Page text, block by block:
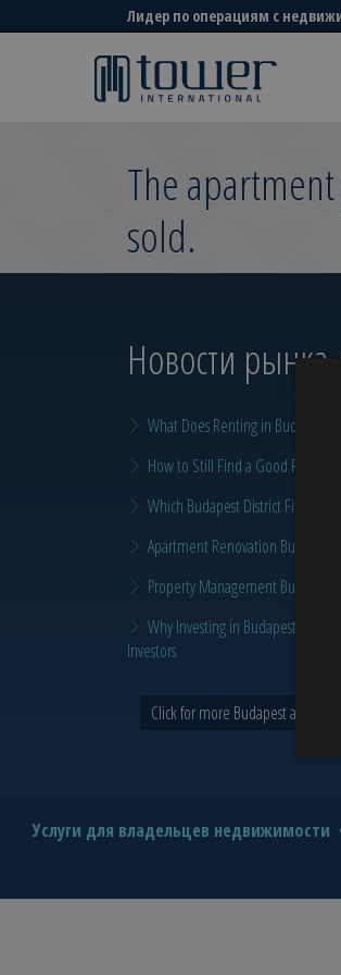
Лидер по операциям с
The
sold.
Новости рынка
What Does Renting in Budapest
How to Still Find a Good Rental
Which Budapest District Fits
Apartment Renovation Budapest:
Property Management
Why Investing in Budapest Real
Investors
Click for more Budapest and
Услуги для владельцев недвижимости